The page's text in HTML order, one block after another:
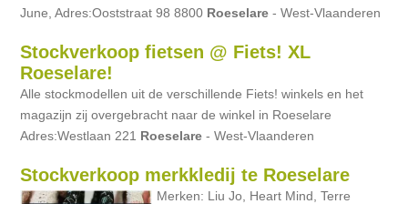
June, Adres:Ooststraat 98 8800 Roeselare - West-Vlaanderen
Stockverkoop fietsen @ Fiets! XL
Roeselare!
Alle stockmodellen uit de verschillende Fiets! winkels en het
magazijn zij overgebracht naar de winkel in Roeselare
Adres:Westlaan 221 Roeselare - West-Vlaanderen
Stockverkoop merkkledij te Roeselare
Merken: Liu Jo, Heart Mind, Terre